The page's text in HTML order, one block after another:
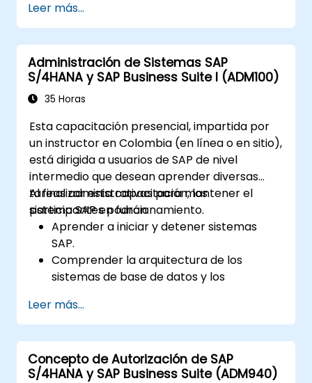
de FI/MM/SD/BP, diseñar y probar controles,
y generar evidencia lista para auditorías.
Leer más...
Administración de Sistemas SAP
S/4HANA y SAP Business Suite I (ADM100)
35 Horas
Esta capacitación presencial, impartida por
un instructor en Colombia (en línea o en sitio),
está dirigida a usuarios de SAP de nivel
intermedio que desean aprender diversas
tareas administrativas para mantener el
sistema SAP en funcionamiento.
Al finalizar esta capacitación, los
participantes podrán:
Aprender a iniciar y detener sistemas
SAP.
Comprender la arquitectura de los
sistemas de base de datos y los
Configurar sistemas y crear destinos RFC.
Programar y monitorear trabajos en
segundo plano.
Leer más...
Concepto de Autorización de SAP
S/4HANA y SAP Business Suite (ADM940)